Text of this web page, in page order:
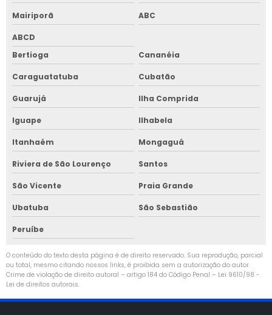
Mairiporã ABC
ABCD
Bertioga
Cananéia
Caraguatatuba Cubatão
Guarujá Ilha Comprida
Iguape Ilhabela
Itanhaém Mongaguá
Riviera de São Lourenço Santos
São Vicente Praia Grande
Ubatuba São Sebastião
Peruíbe
O conteúdo do texto desta página é de direito reservado. Sua reprodução, parcial
ou total, mesmo citando nossos links, é proibida sem a autorização do autor.
Crime de violação de direito autoral – artigo 184 do Código Penal – Lei 9610/98 -
Lei de direitos autorais.